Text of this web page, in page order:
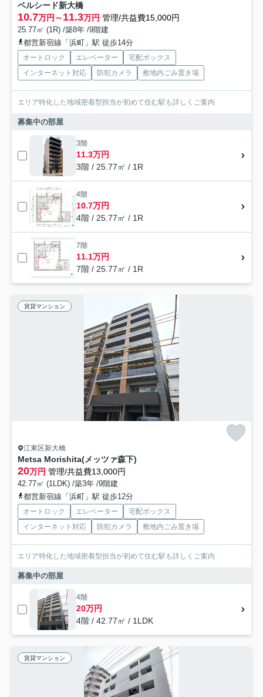
ベルシード新大橋
10.7万円～11.3万円 管理/共益費15,000円
25.77㎡ (1R) /築8年 /9階建
都営新宿線「浜町」駅 徒歩14分
オートロック エレベーター
宅配ボックス
インターネット対応
防犯カメラ 敷地内ごみ置き場
エリア特化した地域密着型担当が初めて住む駅も詳しくご案内
募集中の部屋
3階
11.3万円
3階 / 25.77㎡ / 1R
4階
10.7万円
4階 / 25.77㎡ / 1R
7階
11.1万円
7階 / 25.77㎡ / 1R
賃貸マンション
江東区新大橋
Metsa Morishita(メッツァ森下)
20万円 管理/共益費13,000円
42.77㎡ (1LDK) /築3年 /9階建
都営新宿線「浜町」駅 徒歩12分
オートロック エレベーター
宅配ボックス
インターネット対応
防犯カメラ 敷地内ごみ置き場
エリア特化した地域密着型担当が初めて住む駅も詳しくご案内
募集中の部屋
4階
20万円
4階 / 42.77㎡ / 1LDK
賃貸マンション